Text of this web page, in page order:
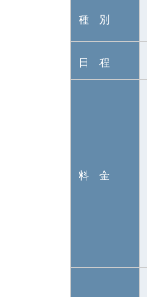
種 別
日 程
料 金